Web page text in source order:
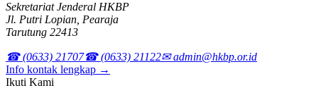
Sekretariat Jenderal HKBP
Jl. Putri Lopian, Pearaja
Tarutung 22413
☎ (0633) 21707☎ (0633) 21122✉ admin@hkbp.or.id
Info kontak lengkap →
Ikuti Kami